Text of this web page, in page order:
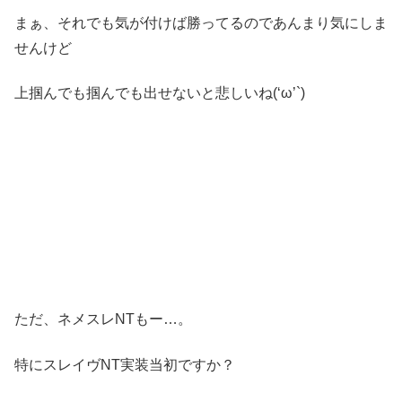
まぁ、それでも気が付けば勝ってるのであんまり気にしま
せんけど
上掴んでも掴んでも出せないと悲しいね(‘ω’`)
ただ、ネメスレNTもー…。
特にスレイヴNT実装当初ですか？